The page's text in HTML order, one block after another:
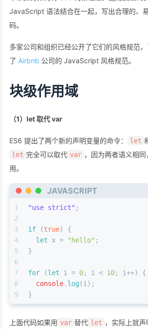
JavaScript 语法结合在一起，写出合理的、
码。
多家公司和组织已经公开了它们的风格规范
了 Airbnb 公司的 JavaScript 风格规范。
块级作用域
（1）let 取代 var
ES6 提出了两个新的声明变量的命令： let
let 完全可以取代 var ，因为两者语义相同
用。
JAVASCRIPT
1
2
3
4
5
6
7
8
9
"use strict" ;
if (true) {
let x = "hello" ;
}
for (let i = 0; i < 10; i++) {
console. log(i);
}
上面代码如果用 var 替代 let ，实际上就声